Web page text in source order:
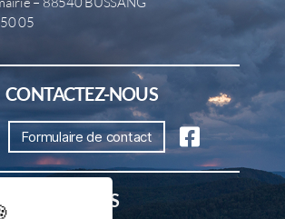
05
CONTACTEZ-NOUS
Formulaire de contact
HORAIRES